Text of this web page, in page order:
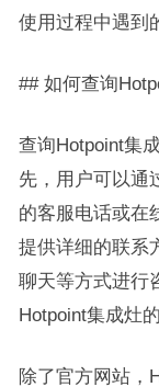
使用过程中遇到
## 如何查询
查询Hotpoint集
先，用户可以通
的客服电话或在
提供详细的联系
聊天等方式进行
Hotpoint集成灶
除了官方网站，